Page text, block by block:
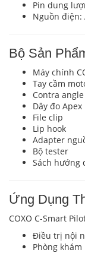
Pin dung
Nguồn điện:
Bộ Sản
Máy chính
Tay cầm
Contra
Dây đo Apex
File clip
Lip hook
Adapter
Bộ tester
Sách hướng
Ứng Dụng
COXO C-Smart
Điều trị nội
Phòng